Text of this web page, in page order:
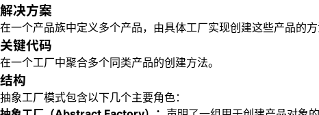
解决方案
在一个产品族中定义多个产品，由具体工厂实现创建这些产品的方
关键代码
在一个工厂中聚合多个同类产品的创建方法。
结构
抽象工厂模式包含以下几个主要角色：